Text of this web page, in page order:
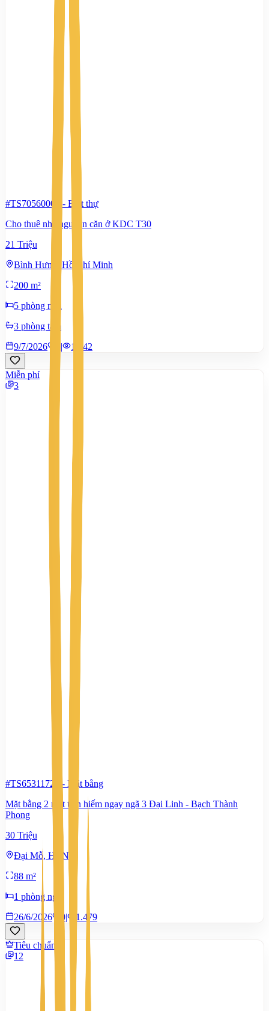
#TS70560006 - Biệt thự
Cho thuê nhà nguyên căn ở KDC T30
21 Triệu
Bình Hưng, Hồ Chí Minh
200 m²
5 phòng ngủ
3 phòng tắm
9/7/2026
| 1.442
Miễn phí
3
#TS65311728 - Mặt bằng
Mặt bằng 2 mặt tiền hiếm ngay ngã 3 Đại Linh - Bạch Thành
Phong
30 Triệu
Đại Mỗ, Hà Nội
88 m²
1 phòng ngủ
26/6/2026
0| 1.479
Tiêu chuẩn
12